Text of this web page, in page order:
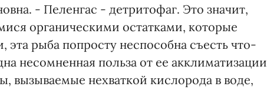
- Пеленгас - детритофаг. Это значит,
органическими остатками, которые
рыба попросту неспособна съесть что-
несомненная польза от ее акклиматизации
вызываемые нехваткой кислорода в воде,